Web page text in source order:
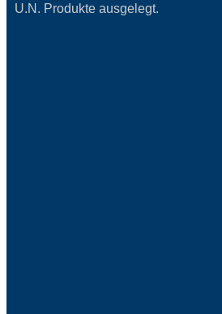
U.N. Produkte ausgelegt.